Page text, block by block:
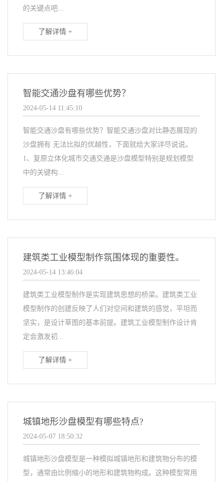
的关键点吧...
了解详情 +
智能交通沙盘有哪些优势？
2024-05-14 11:45:10
智能交通沙盘有哪些优势？智能交通沙盘对比静态展现的
沙盘拥有 无法比拟的优越性，下面就给大家详尽说说。
1、复原立体化城市交通交通是沙盘模型特别是规划模型
中的关键构...
了解详情 +
建筑类工业模型制作氛围体现的重要性。
2024-05-14 13:46:04
建筑类工业模型制作是实现建筑思想的桥梁。建筑类工业
模型制作的创建反映了人们对空间和建筑的感觉，平坦而
坚实，是设计草图的基本前提。建筑工业模型制作设计肯
定会激发初...
了解详情 +
城镇地形沙盘模型有哪些特点?
2024-05-07 18:50:32
城镇地形沙盘模型是一种模拟城镇地形和建筑物分布的模
型，通常由比例缩小的地形和建筑物构成。这种模型常用